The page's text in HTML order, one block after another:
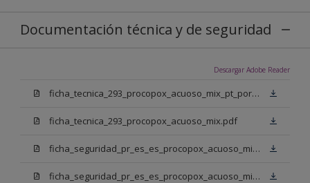
Documentación técnica y de seguridad
Descargar Adobe Reader
ficha_tecnica_293_procopox_acuoso_mix_pt_portugal.pdf
ficha_tecnica_293_procopox_acuoso_mix.pdf
ficha_seguridad_pr_es_es_procopox_acuoso_mix_bb.pdf
ficha_seguridad_pr_es_es_procopox_acuoso_mix_bm.pdf